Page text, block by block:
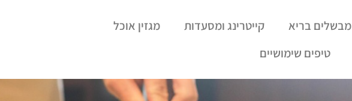
מבשלים בריא קייטרינג ומסעדות
מגזין אוכל
טיפים שימושיים